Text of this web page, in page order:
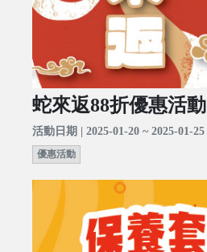
蛇來返88折優惠活動
活動日期 | 2025-01-20 ~ 2025-01-25
優惠活動